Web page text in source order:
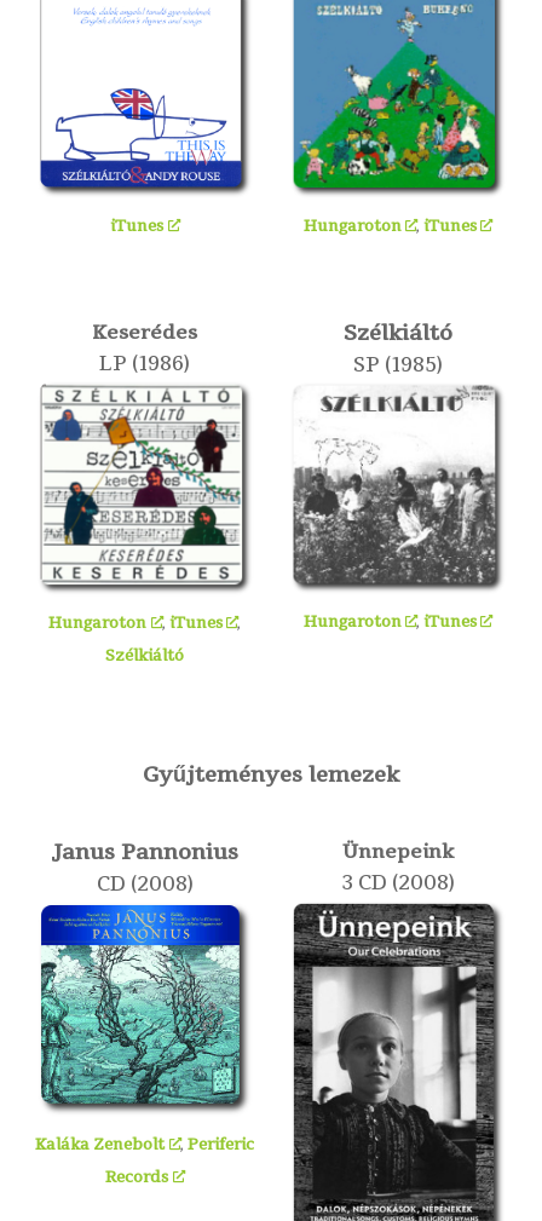
iTunes Hungaroton , iTunes
Keserédes
LP (1986)
Hungaroton , iTunes
,
Szélkiáltó
Szélkiáltó
SP (1985)
Hungaroton , iTunes
Gyűjteményes lemezek
Janus Pannonius
CD (2008)
Kaláka Zenebolt , Periferic
Records
Ünnepeink
3 CD (2008)